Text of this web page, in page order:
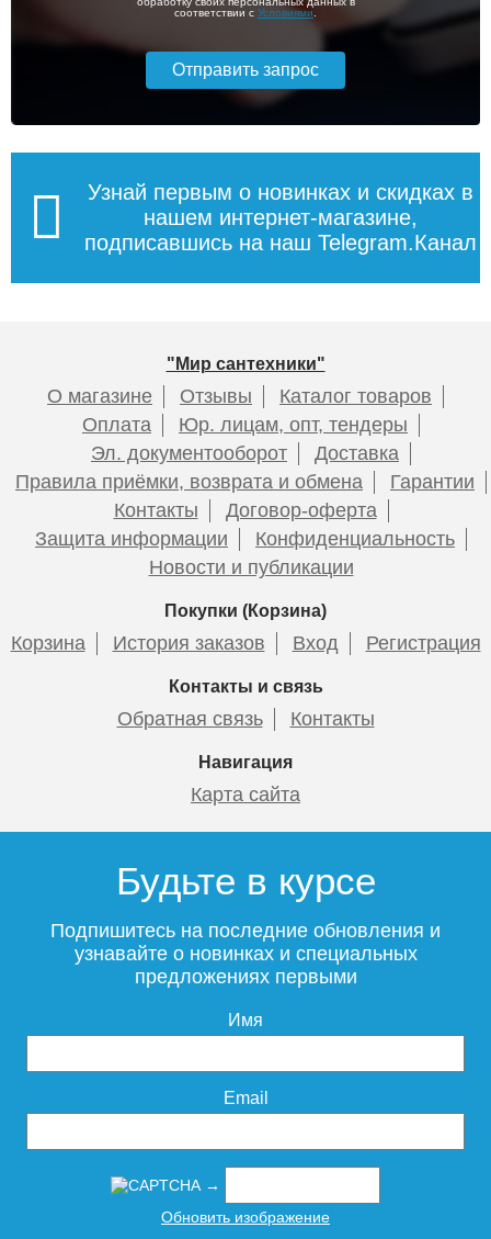
соответствии с Условиями
Узнай первым о новинках и скидках в
нашем интернет-магазине,
подписавшись на наш Telegram.Канал
"Мир сантехники"
О магазине Отзывы
Каталог товаров
Оплата
Юр. лицам, опт, тендеры
Эл. документооборот
Доставка
Правила приёмки, возврата и обмена
Гарантии
Контакты
Договор-оферта
Защита информации
Конфиденциальность
Новости и публикации
Покупки (Корзина)
Корзина История заказов Вход Регистрация
Контакты и связь
Обратная связь Контакты
Навигация
Карта сайта
Будьте в курсе
Подпишитесь на последние обновления и
узнавайте о новинках и специальных
предложениях первыми
Имя
Email
→
Обновить изображение